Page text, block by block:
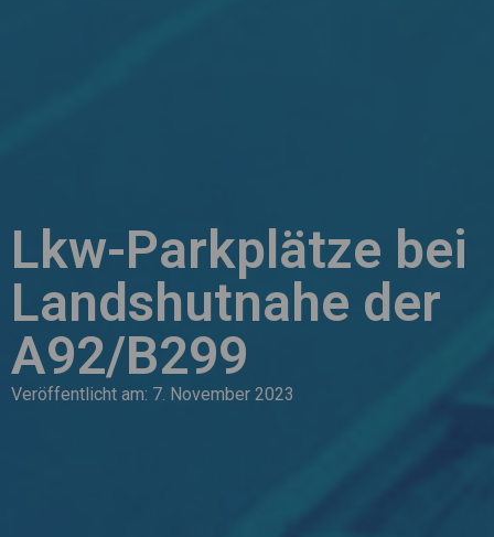
Lkw-Parkplätze bei
Landshutnahe der
A92/B299
Veröffentlicht am: 7. November 2023